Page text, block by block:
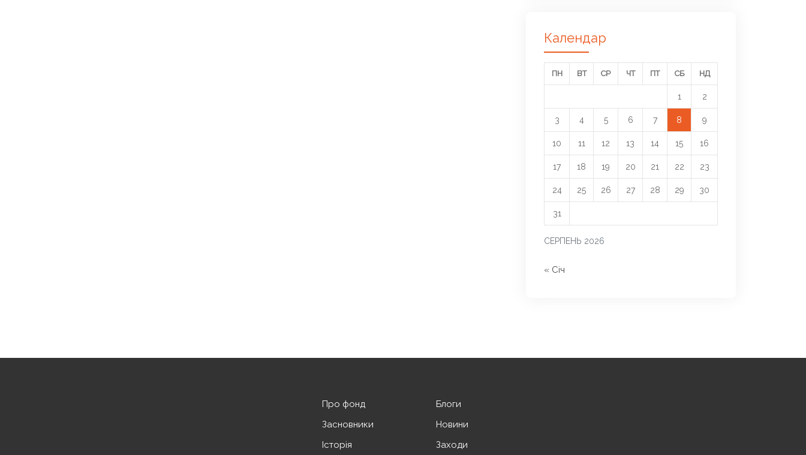
Календар
СЕРПЕНЬ 2026
ПН ВТ СР ЧТ ПТ СБ НД
1 2
3 4 5 6 7 8 9
10 11 12 13 14 15 16
17 18 19 20 21 22 23
24 25 26 27 28 29 30
31
« Січ
Про фонд
Засновники
Історія
Блоги
Новини
Заходи